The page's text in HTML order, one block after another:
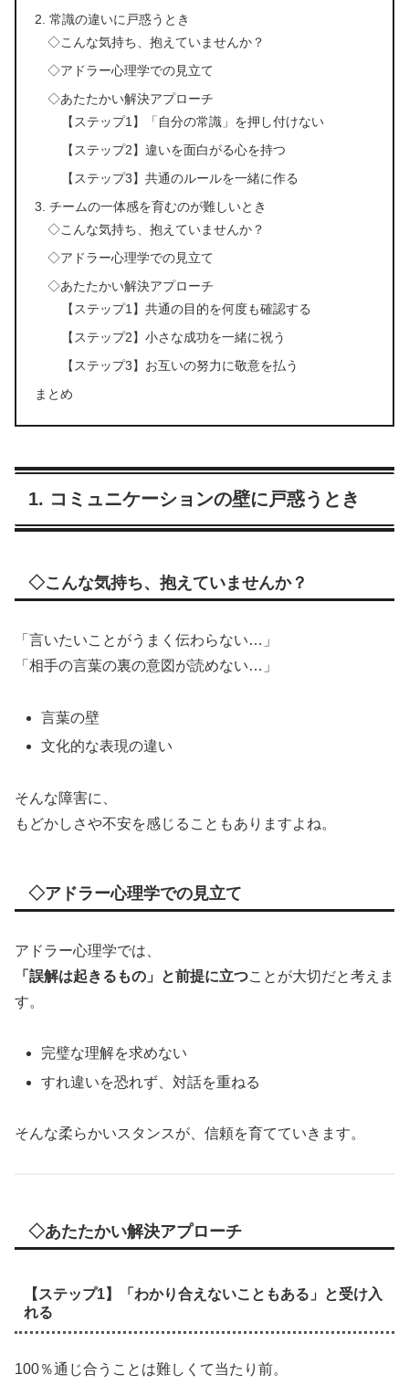
2. 常識の違いに戸惑うとき
◇こんな気持ち、抱えていませんか？
◇アドラー心理学での見立て
◇あたたかい解決アプローチ
【ステップ1】「自分の常識」を押し付けない
【ステップ2】違いを面白がる心を持つ
【ステップ3】共通のルールを一緒に作る
3. チームの一体感を育むのが難しいとき
◇こんな気持ち、抱えていませんか？
◇アドラー心理学での見立て
◇あたたかい解決アプローチ
【ステップ1】共通の目的を何度も確認する
【ステップ2】小さな成功を一緒に祝う
【ステップ3】お互いの努力に敬意を払う
まとめ
1. コミュニケーションの壁に戸惑うとき
◇こんな気持ち、抱えていませんか？
「言いたいことがうまく伝わらない…」
「相手の言葉の裏の意図が読めない…」
言葉の壁
文化的な表現の違い
そんな障害に、
もどかしさや不安を感じることもありますよね。
◇アドラー心理学での見立て
アドラー心理学では、
「誤解は起きるもの」と前提に立つことが大切だと考えま
す。
完璧な理解を求めない
すれ違いを恐れず、対話を重ねる
そんな柔らかいスタンスが、信頼を育てていきます。
◇あたたかい解決アプローチ
【ステップ1】「わかり合えないこともある」と受け入
れる
100％通じ合うことは難しくて当たり前。